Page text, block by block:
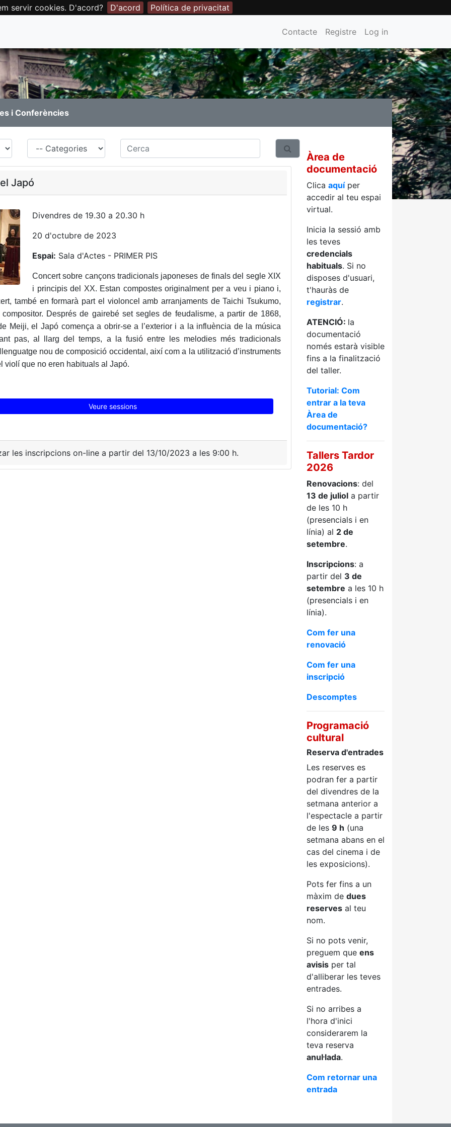
servir cookies. D'acord? D'acord Política de privacitat
Contacte Registre Log in
i Conferències
Cerca
Japó
Divendres de 19.30 a 20.30 h
20 d'octubre de 2023
Espai: Sala d'Actes - PRIMER PIS
Concert sobre cançons tradicionals japoneses de finals del segle XIX
i principis del XX. Estan compostes originalment per a veu i piano i,
també en formarà part el violoncel amb arranjaments de Taichi Tsukumo,
compositor. Després de gairebé set segles de feudalisme, a partir de 1868,
Meiji, el Japó comença a obrir-se a l’exterior i a la influència de la música
pas, al llarg del temps, a la fusió entre les melodies més tradicionals
nou de composició occidental, així com a la utilització d’instruments
violí que no eren habituals al Japó.
Veure sessions
les inscripcions on-line a partir del 13/10/2023 a les 9:00 h.
Àrea de
documentació
Clica aquíper
accedir al teu espai
virtual.
Inicia la sessió amb
les teves
credencials
habituals. Si no
disposes d'usuari,
t'hauràs de
registrar.
ATENCIÓ: la
documentació
només estarà visible
fins a la finalització
del taller.
Tutorial: Com
entrar a la teva
Àrea de
documentació?
Tallers Tardor
2026
Renovacions: del
13 de juliol a partir
de les 10 h
(presencials i en
línia) al 2 de
setembre.
Inscripcions: a
partir del 3 de
setembre a les 10 h
(presencials i en
línia).
Com fer una
renovació
Com fer una
inscripció
Descomptes
Programació
cultural
Reserva d'entrades
Les reserves es
podran fer a partir
del divendres de la
setmana anterior a
l'espectacle a partir
de les 9 h (una
setmana abans en el
cas del cinema i de
les exposicions).
Pots fer fins a un
màxim de dues
reserves al teu
nom.
Si no pots venir,
preguem que ens
avisis per tal
d'alliberar les teves
entrades.
Si no arribes a
l'hora d'inici
considerarem la
teva reserva
anul·lada.
Com retornar una
entrada